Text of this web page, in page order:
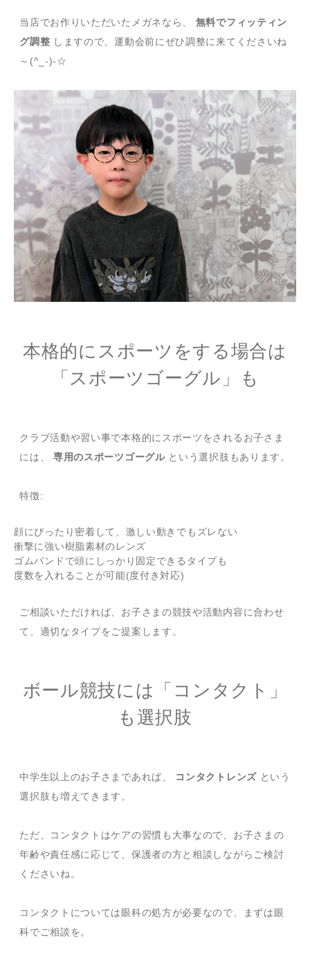
当店でお作りいただいたメガネなら、 無料でフィッティン
グ調整 しますので、運動会前にぜひ調整に来てくださいね
～(^_-)-☆
本格的にスポーツをする場合は
「スポーツゴーグル」も
クラブ活動や習い事で本格的にスポーツをされるお子さま
には、 専用のスポーツゴーグルという選択肢もあります。
特徴:
顔にぴったり密着して、激しい動きでもズレない
衝撃に強い樹脂素材のレンズ
ゴムバンドで頭にしっかり固定できるタイプも
度数を入れることが可能(度付き対応)
ご相談いただければ、お子さまの競技や活動内容に合わせ
て、適切なタイプをご提案します。
ボール競技には「コンタクト」
も選択肢
中学生以上のお子さまであれば、 コンタクトレンズという
選択肢も増えてきます。
ただ、コンタクトはケアの習慣も大事なので、お子さまの
年齢や責任感に応じて、保護者の方と相談しながらご検討
くださいね。
コンタクトについては眼科の処方が必要なので、まずは眼
科でご相談を。